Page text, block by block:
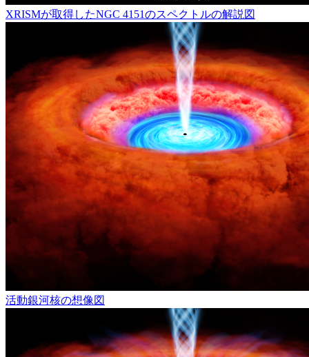
XRISMが取得したNGC 4151のスペクトルの解説図
活動銀河核の想像図